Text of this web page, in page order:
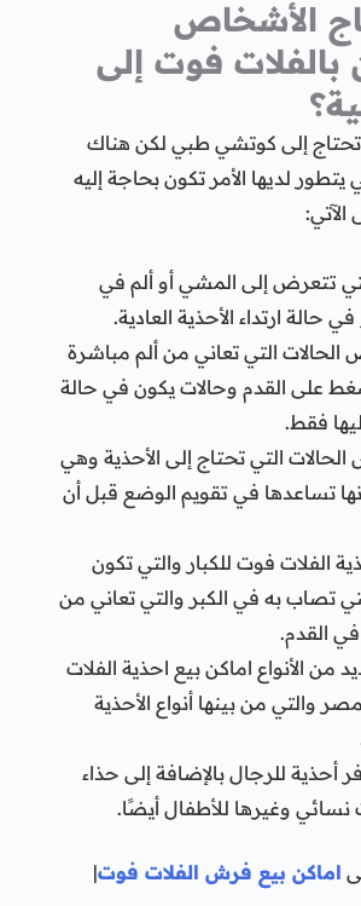
الأشخاص
بالفلات فوت إلى
تحتاج إلى كوتشي طبي لكن هناك
لديها الأمر تكون بحاجة إليه
تتعرض إلى المشي أو ألم في
حالة ارتداء الأحذية العادية.
التي تعاني من ألم مباشرة
على القدم وحالات يكون في حالة
فقط.
التي تحتاج إلى الأحذية وهي
تساعدها في تقويم الوضع قبل أن
الفلات فوت للكبار والتي تكون
تصاب به في الكبر والتي تعاني من
القدم.
من الأنواع اماكن بيع احذية الفلات
والتي من بينها أنواع الأحذية
أحذية للرجال بالإضافة إلى حذاء
وغيرها للأطفال أيضًا.
اماكن بيع فرش الفلات فوت|